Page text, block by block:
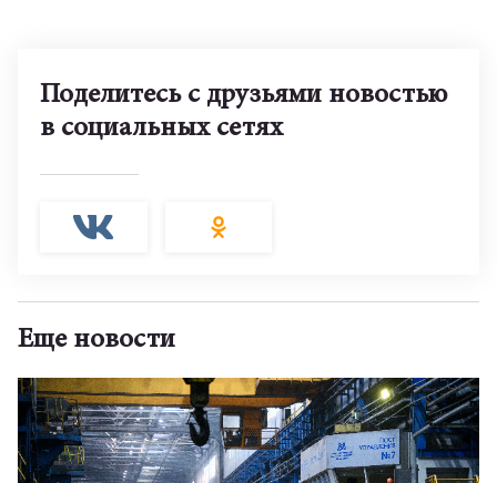
Поделитесь с друзьями новостью
в социальных сетях
Еще новости